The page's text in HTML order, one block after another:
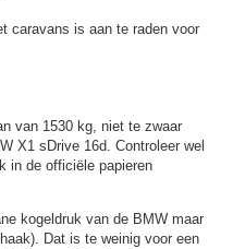
caravans is aan te raden voor
van 1530 kg, niet te zwaar
X1 sDrive 16d. Controleer wel
in de officiële papieren
kogeldruk van de BMW maar
Dat is te weinig voor een